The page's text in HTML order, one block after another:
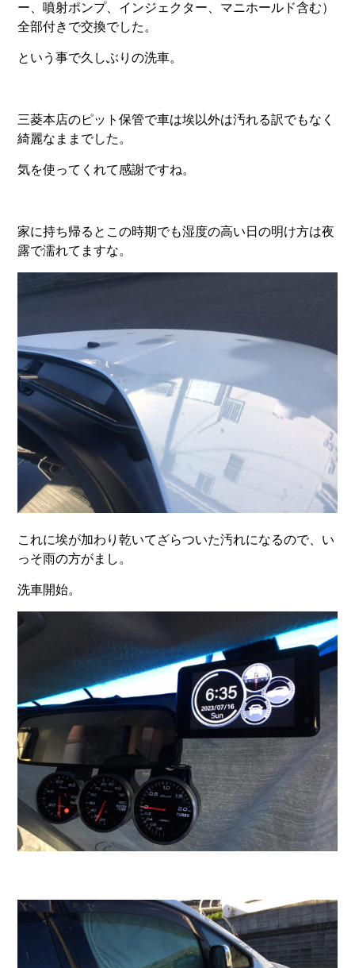
ー、噴射ポンプ、インジェクター、マニホールド含む）
全部付きで交換でした。
という事で久しぶりの洗車。
三菱本店のピット保管で車は埃以外は汚れる訳でもなく
綺麗なままでした。
気を使ってくれて感謝ですね。
家に持ち帰るとこの時期でも湿度の高い日の明け方は夜
露で濡れてますな。
これに埃が加わり乾いてざらついた汚れになるので、い
っそ雨の方がまし。
洗車開始。